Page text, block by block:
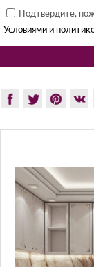
Подтвердите,
Условиями и